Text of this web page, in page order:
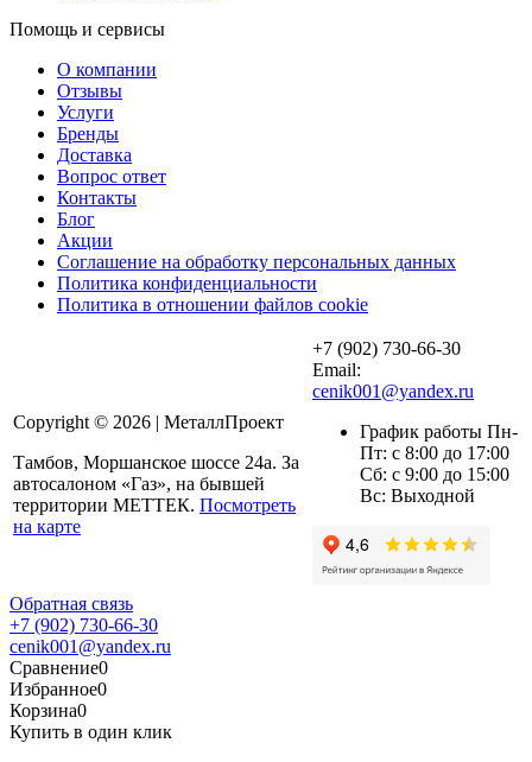
Помощь и сервисы
О компании
Отзывы
Услуги
Бренды
Доставка
Вопрос ответ
Контакты
Блог
Акции
Соглашение на обработку персональных данных
Политика конфиденциальности
Политика в отношении файлов cookie
Copyright © 2026 | МеталлПроект
Тамбов, Моршанское шоссе 24а. За
автосалоном «Газ», на бывшей
территории МЕТТЕК. Посмотреть
на карте
+7 (902) 730-66-30
Email:
cenik001@yandex.ru
График работы Пн-
Пт: с 8:00 до 17:00
Сб: с 9:00 до 15:00
Вс: Выходной
Обратная связь
+7 (902) 730-66-30
cenik001@yandex.ru
Сравнение0
Избранное0
Корзина0
Купить в один клик